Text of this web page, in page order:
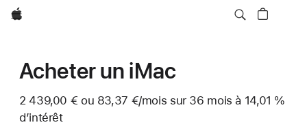
Apple
Acheter un iMac
2 439,00 € ou 83,37 €/mois par mois
sur 36 mois mois
à 14,01 %
d’intérêt